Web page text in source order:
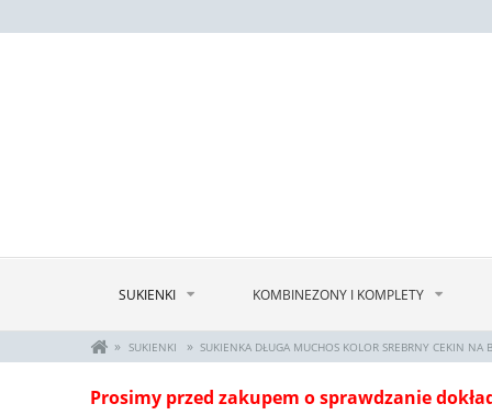
SUKIENKI KOMBINEZONY I KOMPLETY
» SUKIENKI » SUKIENKA DŁUGA MUCHOS KOLOR SREBRNY CEKIN NA
Prosimy przed zakupem o sprawdzanie